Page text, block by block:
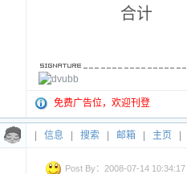
合
免费广告位，欢迎刊登
信息 搜索 邮箱 主页
Post By：2008-07-14 10:34:17